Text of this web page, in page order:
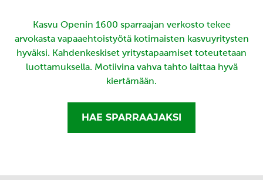
Kasvu Openin 1600 sparraajan verkosto tekee
arvokasta vapaaehtoistyötä kotimaisten kasvuyritysten
hyväksi. Kahdenkeskiset yritystapaamiset toteutetaan
luottamuksella. Motiivina vahva tahto laittaa hyvä
kiertämään.
HAE SPARRAAJAKSI